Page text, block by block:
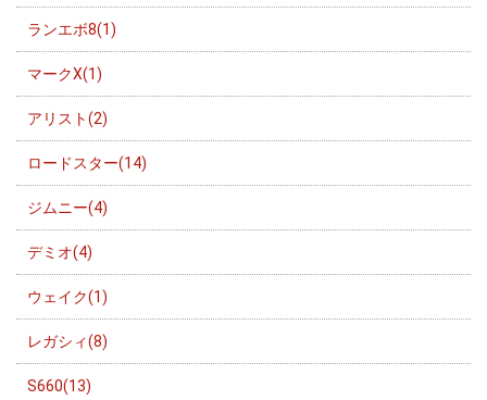
ランエボ8(1)
マークX(1)
アリスト(2)
ロードスター(14)
ジムニー(4)
デミオ(4)
ウェイク(1)
レガシィ(8)
S660(13)